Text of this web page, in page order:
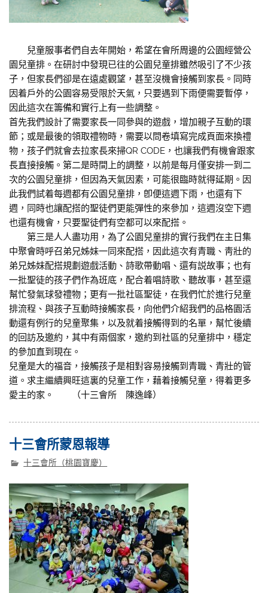
兒童服事者們自去年開始，希望在會所周邊的公園經營公
園兒童排。在研討中發現已往的公園兒童排雖然吸引了不少孩
子，但家長們卻是在遠處觀望，甚至沒機會接觸到家長。同時
因着戶外的公園容易受限於天氣，只要遇到下雨便需要暫停，
因此這次在籌備和實行上有一些調整。
首先我們設計了需要家長一同參與的遊戲，增加親子互動的環
節；或是最後的領取禮物時，需要以問卷填寫完成頁面來換禮
物，孩子們就會去拉家長來掃QR CODE，也讓我們有機會跟家
長直接接觸。第二是時間上的調整，以前是每月僅安排一到二
次的公園兒童排，但因為天氣因素，可能很臨時就得延期。因
此我們試着每週都有公園兒童排，卽便這週下雨，也還有下
週，同時也讓配搭的聖徒們更能彈性的來參加，這週沒空下週
也還有機會，只要聖徒們有空都可以來配搭。
第三是人人盡功用，為了公園兒童排的實行我們在主日集
中聚會時呼召弟兄姊妹一同來配搭，因此這次有青職、靑壯的
弟兄姊妹配搭規劃遊戲活動、詩歌帶動唱、還有説故事；也有
一批聖徒的孩子們作為班底，配合着唱詩歌、聽故事，甚至還
幫忙發氣球發禮物；更有一批社區聖徒，在我們忙於進行兒童
排流程、與孩子互動時接觸家長，向他們介紹我們的品格園活
動還有例行的兒童聚集，以及就着接觸得到的名單，幫忙後續
的回訪及邀約，其中有兩個家，邀約到社區的兒童排中，穩定
的參加直到現在。
兒童是大的福音，接觸孩子是相對容易接觸到青職、青壯的管
道。求主繼續興旺這裏的兒童工作，藉着接觸兒童，得着更多
愛主的家。 （十三會所 陳逸峰）
十三會所蒙恩報導
十三會所（桃園寶慶）